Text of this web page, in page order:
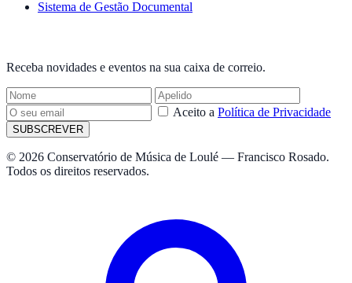
Sistema de Gestão Documental
Receba novidades e eventos na sua caixa de correio.
Aceito a Política de Privacidade
SUBSCREVER
© 2026 Conservatório de Música de Loulé — Francisco Rosado.
Todos os direitos reservados.